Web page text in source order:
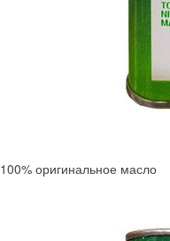
100% оригинальное масло